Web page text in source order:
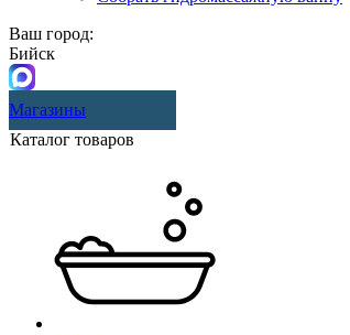
Ваш город:
Бийск
Магазины
Каталог товаров